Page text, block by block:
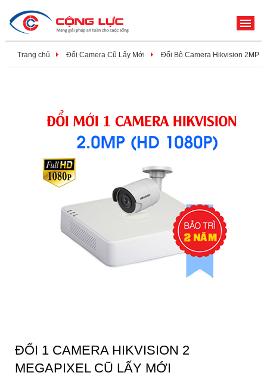
Trang chủ Đổi Camera Cũ Lấy Mới Đổi Bộ Camera Hikvision 2MP
ĐỔI 1 CAMERA HIKVISION 2
MEGAPIXEL CŨ LẤY MỚI